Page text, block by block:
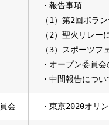
・報告事項
（1）第2回ボラ
（2）聖火リレー
（3）スポーツフ
・オープン委員
・中間報告につい
会 ・東京2020オリ